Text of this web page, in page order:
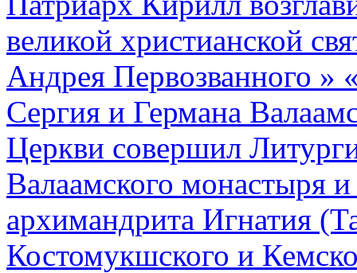
великой христианской
Андрея Первозванного »
Сергия и Германа
Церкви совершил
Валаамского монастыря
архимандрита Игнатия
Костомукшского и